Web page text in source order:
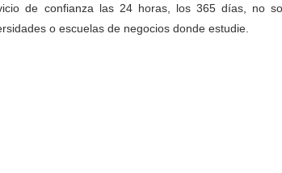
de confianza las 24 horas, los 365 días, no
o escuelas de negocios donde estudie.